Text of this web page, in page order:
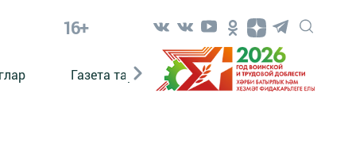
16+
Газета тарихы Әкият Әкият